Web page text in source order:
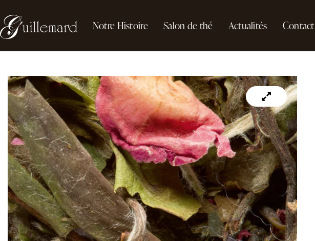
Notre Histoire Salon de thé Actualités Contact